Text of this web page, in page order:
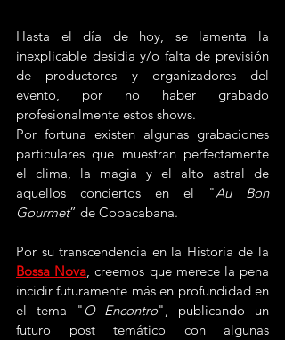
Hasta el día de hoy, se lamenta la
inexplicable desidia y/o falta de previsión
de productores y organizadores del
evento, por no haber grabado
profesionalmente estos shows.
Por fortuna existen algunas grabaciones
particulares que muestran perfectamente
el clima, la magia y el alto astral de
aquellos conciertos en el "Au Bon
Gourmet” de Copacabana.
Por su transcendencia en la Historia de la
Bossa Nova, creemos que merece la pena
incidir futuramente más en profundidad en
el tema " O Encontro", publicando un
futuro post temático con algunas